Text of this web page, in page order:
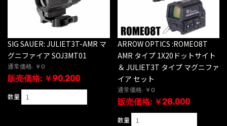
SIG SAUER: JULIET3T-AMR マ
グニファイア SOJ3MT01
通常価格: ￥0
販売価格: ￥90,200
数量
ARROW OPTICS :ROMEO8T
AMR タイプ 1X20ドットサイト
＆ JULIET3T タイプ マグニファ
イア セット
通常価格: ￥0
販売価格: ￥28,000
数量